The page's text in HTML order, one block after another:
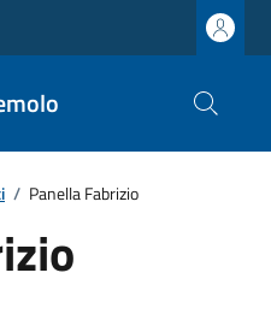
/ Panella Fabrizio